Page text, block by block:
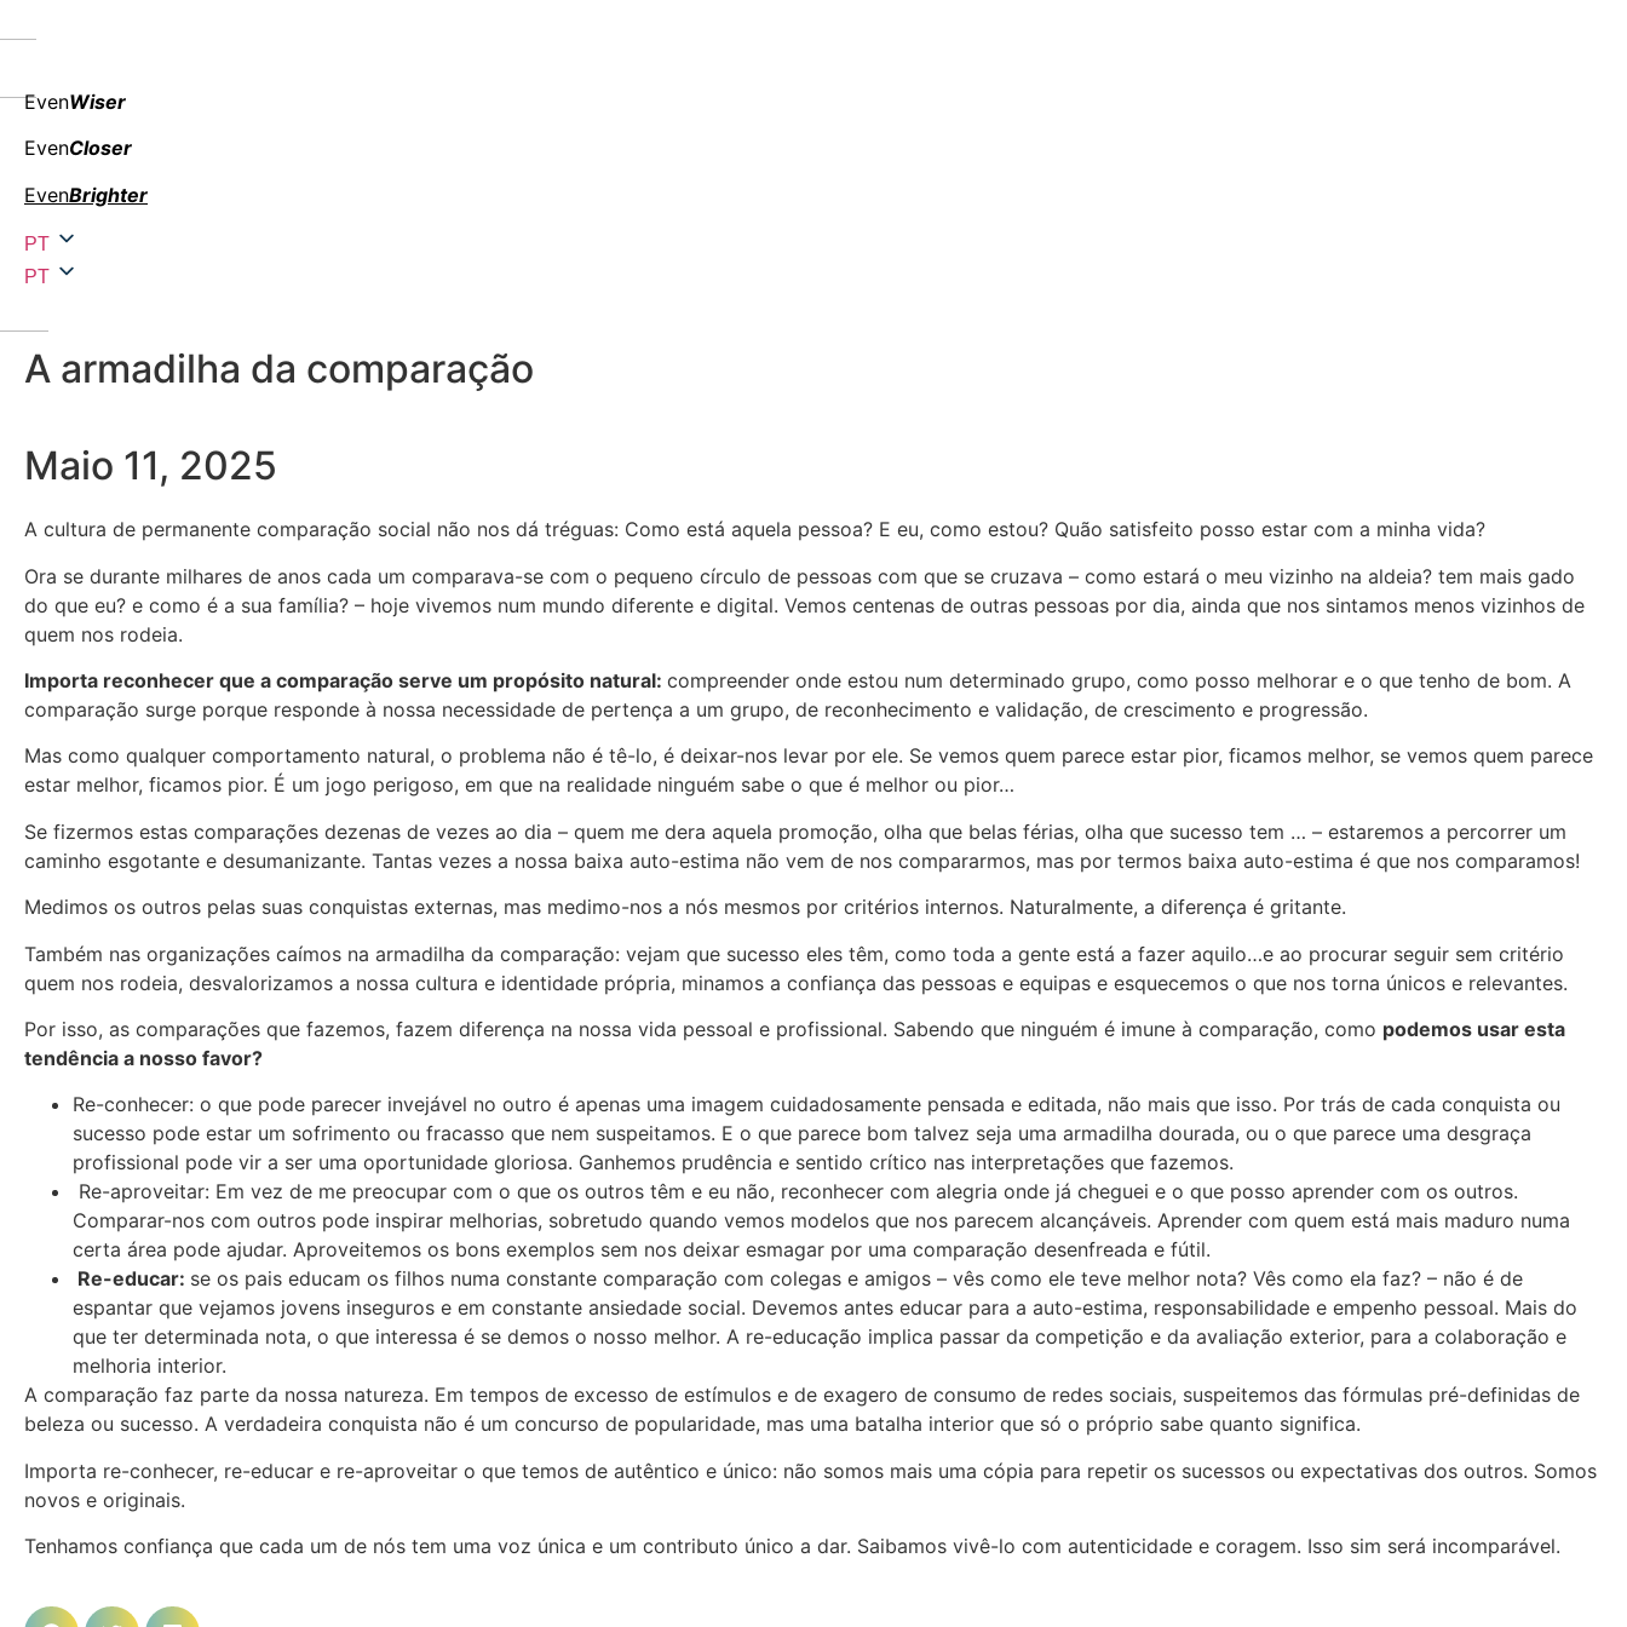
EvenWiser
EvenCloser
EvenBrighter
PT
PT
A armadilha da comparação
Maio 11, 2025
A cultura de permanente comparação social não nos dá tréguas: Como está aquela pessoa? E eu, como estou? Quão satisfeito posso estar com a minha vida?
Ora se durante milhares de anos cada um comparava-se com o pequeno círculo de pessoas com que se cruzava – como estará o meu vizinho na aldeia? tem mais gado
do que eu? e como é a sua família? – hoje vivemos num mundo diferente e digital. Vemos centenas de outras pessoas por dia, ainda que nos sintamos menos vizinhos de
quem nos rodeia.
Importa reconhecer que a comparação serve um propósito natural: compreender onde estou num determinado grupo, como posso melhorar e o que tenho de bom. A
comparação surge porque responde à nossa necessidade de pertença a um grupo, de reconhecimento e validação, de crescimento e progressão.
Mas como qualquer comportamento natural, o problema não é tê-lo, é deixar-nos levar por ele. Se vemos quem parece estar pior, ficamos melhor, se vemos quem parece
estar melhor, ficamos pior. É um jogo perigoso, em que na realidade ninguém sabe o que é melhor ou pior…
Se fizermos estas comparações dezenas de vezes ao dia – quem me dera aquela promoção, olha que belas férias, olha que sucesso tem … – estaremos a percorrer um
caminho esgotante e desumanizante. Tantas vezes a nossa baixa auto-estima não vem de nos compararmos, mas por termos baixa auto-estima é que nos comparamos!
Medimos os outros pelas suas conquistas externas, mas medimo-nos a nós mesmos por critérios internos. Naturalmente, a diferença é gritante.
Também nas organizações caímos na armadilha da comparação: vejam que sucesso eles têm, como toda a gente está a fazer aquilo…e ao procurar seguir sem critério
quem nos rodeia, desvalorizamos a nossa cultura e identidade própria, minamos a confiança das pessoas e equipas e esquecemos o que nos torna únicos e relevantes.
Por isso, as comparações que fazemos, fazem diferença na nossa vida pessoal e profissional. Sabendo que ninguém é imune à comparação, como podemos usar esta
tendência a nosso favor?
Re-conhecer: o que pode parecer invejável no outro é apenas uma imagem cuidadosamente pensada e editada, não mais que isso. Por trás de cada conquista ou
sucesso pode estar um sofrimento ou fracasso que nem suspeitamos. E o que parece bom talvez seja uma armadilha dourada, ou o que parece uma desgraça
profissional pode vir a ser uma oportunidade gloriosa. Ganhemos prudência e sentido crítico nas interpretações que fazemos.
Re-aproveitar: Em vez de me preocupar com o que os outros têm e eu não, reconhecer com alegria onde já cheguei e o que posso aprender com os outros.
Comparar-nos com outros pode inspirar melhorias, sobretudo quando vemos modelos que nos parecem alcançáveis. Aprender com quem está mais maduro numa
certa área pode ajudar. Aproveitemos os bons exemplos sem nos deixar esmagar por uma comparação desenfreada e fútil.
Re-educar: se os pais educam os filhos numa constante comparação com colegas e amigos – vês como ele teve melhor nota? Vês como ela faz? – não é de
espantar que vejamos jovens inseguros e em constante ansiedade social. Devemos antes educar para a auto-estima, responsabilidade e empenho pessoal. Mais do
que ter determinada nota, o que interessa é se demos o nosso melhor. A re-educação implica passar da competição e da avaliação exterior, para a colaboração e
melhoria interior.
A comparação faz parte da nossa natureza. Em tempos de excesso de estímulos e de exagero de consumo de redes sociais, suspeitemos das fórmulas pré-definidas de
beleza ou sucesso. A verdadeira conquista não é um concurso de popularidade, mas uma batalha interior que só o próprio sabe quanto significa.
Importa re-conhecer, re-educar e re-aproveitar o que temos de autêntico e único: não somos mais uma cópia para repetir os sucessos ou expectativas dos outros. Somos
novos e originais.
Tenhamos confiança que cada um de nós tem uma voz única e um contributo único a dar. Saibamos vivê-lo com autenticidade e coragem. Isso sim será incomparável.